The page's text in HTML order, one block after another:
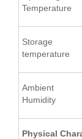
Temperature
Storage
temperature
Ambient
Humidity
Physical